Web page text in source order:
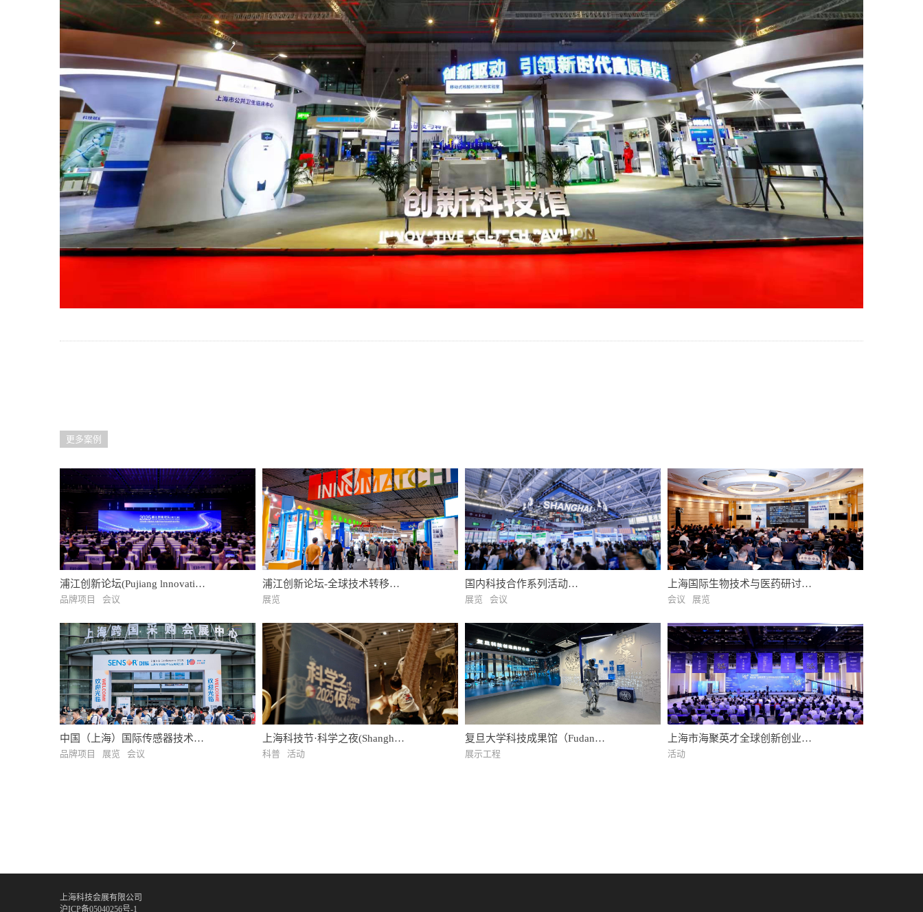
更多案例
浦江创新论坛(Pujiang lnnovation
Forum)
品牌项目 会议
浦江创新论坛-全球技术转移大
会( InnoMatch EXPO )
展览
国内科技合作系列活动
(Domestic Science and
展览 会议
上海国际生物技术与医药研讨会
（BIO-FORUM）
会议 展览
中国（上海）国际传感器技术与
应用展览会(SENSOR CHINA
品牌项目 展览 会议
上海科技节·科学之夜(Shanghai
Science and Technology Festival
科普 活动
复旦大学科技成果馆（Fudan
University - Science and
展示工程
上海市海聚英才全球创新创业大
赛(Shanghai Global Talents
活动
上海科技会展有限公司
沪ICP备05040256号-1